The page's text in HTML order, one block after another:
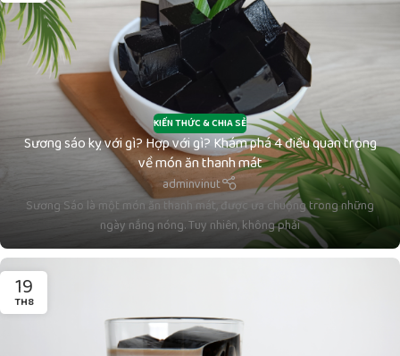
KIẾN THỨC & CHIA SẺ
Sương sáo kỵ với gì? Hợp với gì? Khám phá 4 điều quan trọng
về món ăn thanh mát
adminvinut
Sương Sáo là một món ăn thanh mát, được ưa chuộng trong những
ngày nắng nóng. Tuy nhiên, không phải
19
TH8